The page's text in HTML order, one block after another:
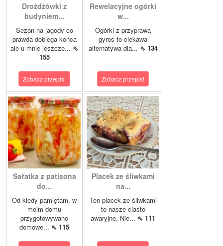
Drożdżówki z
budyniem...
Sezon na jagody co
prawda dobiega końca
ale u mnie jeszcze... ⇖
155
Zobacz przepis!
Rewelacyjne ogórki
w...
Ogórki z przyprawą
gyros to ciekawa
alternatywa dla... ⇖ 134
Zobacz przepis!
Sałatka z patisona
do...
Od kiedy pamiętam, w
moim domu
przygotowywano
domowe... ⇖ 115
Placek ze śliwkami
na...
Ten placek ze śliwkami
to nasze ciasto
awaryjne. Nie... ⇖ 111